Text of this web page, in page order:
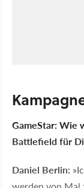
GameStar: Wie
Battlefield für
Daniel Berlin: